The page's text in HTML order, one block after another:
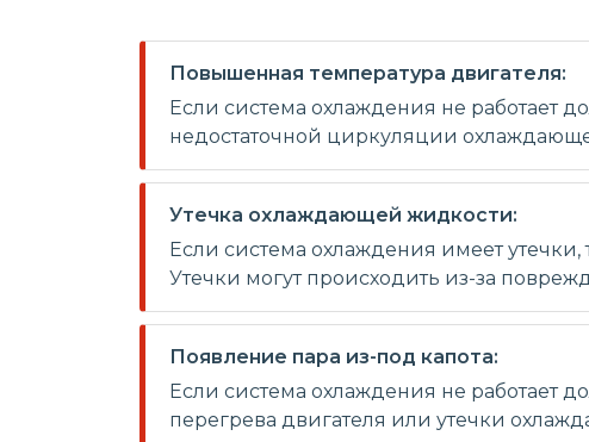
Повышенная температура двигателя:
Если система охлаждения не работает
недостаточной циркуляции
Утечка охлаждающей жидкости:
Если система охлаждения имеет
Утечки могут происходить из-за
Появление пара из-под капота:
Если система охлаждения не работает
перегрева двигателя или утечки